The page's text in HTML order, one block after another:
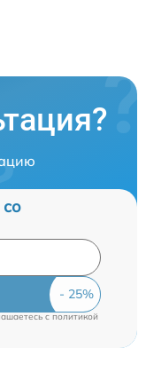
cполитикой